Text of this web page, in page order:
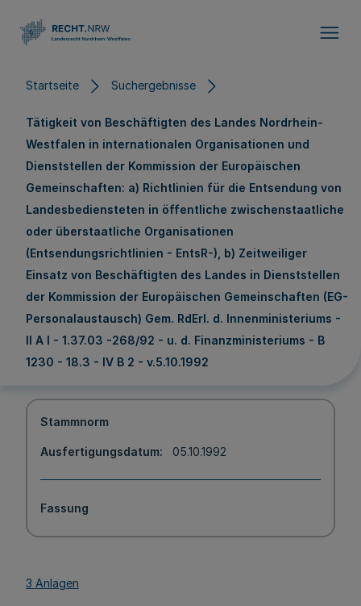
Startseite Suchergebnisse
Tätigkeit von Beschäftigten des Landes Nordrhein-
Westfalen in internationalen Organisationen und
Dienststellen der Kommission der Europäischen
Gemeinschaften: a) Richtlinien für die Entsendung von
Landesbediensteten in öffentliche zwischenstaatliche
oder überstaatliche Organisationen
(Entsendungsrichtlinien - EntsR-), b) Zeitweiliger
Einsatz von Beschäftigten des Landes in Dienststellen
der Kommission der Europäischen Gemeinschaften (EG-
Personalaustausch) Gem. RdErl. d. Innenministeriums -
II A l - 1.37.03 -268/92 - u. d. Finanzministeriums - B
1230 - 18.3 - IV B 2 - v.5.10.1992
Stammnorm
Ausfertigungsdatum 05.10.1992
Fassung
3 Anlagen